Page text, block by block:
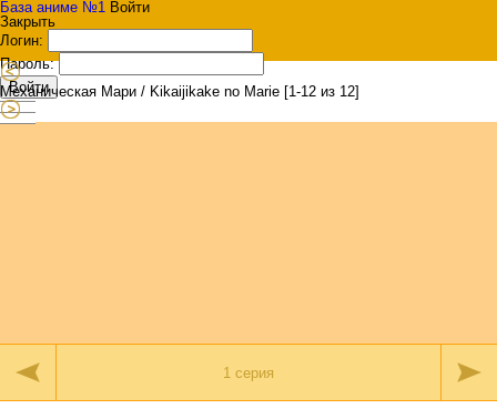
База аниме №1 Войти
Закрыть
Логин:
Пароль:
Войти
Механическая Мари / Kikaijikake no Marie [1-12 из 12]